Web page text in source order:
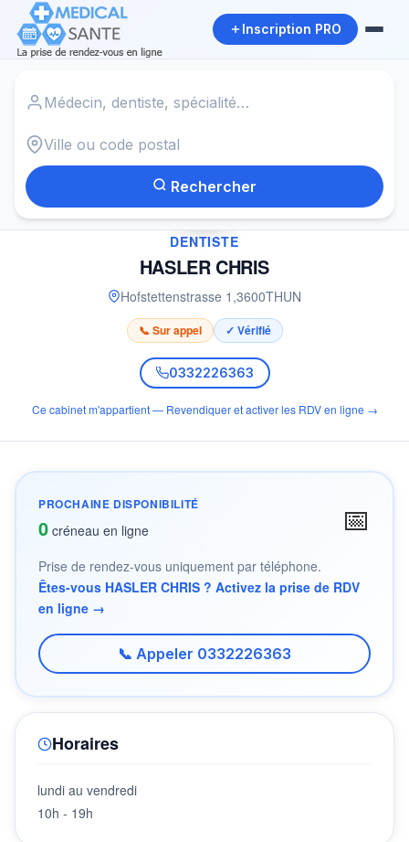
Inscription PRO
Rechercher
✓
DENTISTE
HASLER CHRIS
Hofstettenstrasse 1 ,3600THUN
📞 Sur appel ✓ Vérifié
0332226363
Ce cabinet m'appartient — Revendiquer et activer les RDV en ligne →
PROCHAINE DISPONIBILITÉ
0 créneau en ligne 📅
Prise de rendez-vous uniquement par téléphone.
Êtes-vous HASLER CHRIS ? Activez la prise de RDV
en ligne →
📞 Appeler 0332226363
Horaires
lundi au vendredi
10h - 19h